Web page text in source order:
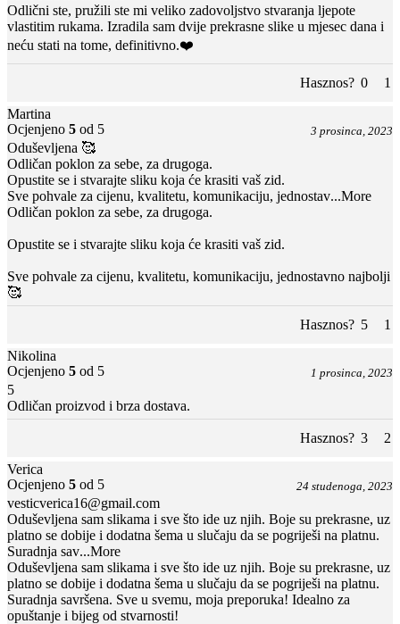
Odlični ste, pružili ste mi veliko zadovoljstvo stvaranja ljepote
vlastitim rukama. Izradila sam dvije prekrasne slike u mjesec dana i
neću stati na tome, definitivno.❤️
Hasznos? 0 1
Martina
Ocjenjeno 5 od 5 3 prosinca, 2023
Oduševljena 🥰
Odličan poklon za sebe, za drugoga.
Opustite se i stvarajte sliku koja će krasiti vaš zid.
Sve pohvale za cijenu, kvalitetu, komunikaciju, jednostav...More
Odličan poklon za sebe, za drugoga.
Opustite se i stvarajte sliku koja će krasiti vaš zid.
Sve pohvale za cijenu, kvalitetu, komunikaciju, jednostavno najbolji
🥰
Hasznos? 5 1
Nikolina
Ocjenjeno 5 od 5 1 prosinca, 2023
5
Odličan proizvod i brza dostava.
Hasznos? 3 2
Verica
Ocjenjeno 5 od 5 24 studenoga, 2023
vesticverica16@gmail.com
Oduševljena sam slikama i sve što ide uz njih. Boje su prekrasne, uz
platno se dobije i dodatna šema u slučaju da se pogriješi na platnu.
Suradnja sav...More
Oduševljena sam slikama i sve što ide uz njih. Boje su prekrasne, uz
platno se dobije i dodatna šema u slučaju da se pogriješi na platnu.
Suradnja savršena. Sve u svemu, moja preporuka! Idealno za
opuštanje i bijeg od stvarnosti!